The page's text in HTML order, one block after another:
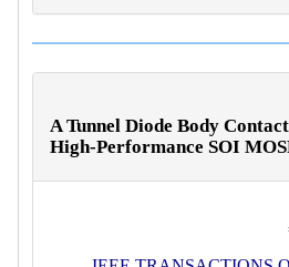
A Tunnel Diode Body
High-Performance SOI